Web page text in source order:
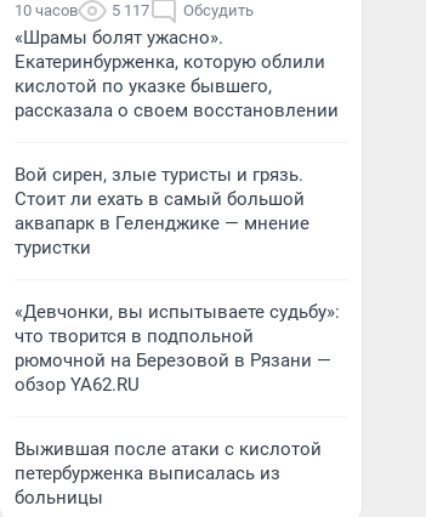
10 часов 5 117 Обсудить
«Шрамы болят ужасно».
Екатеринбурженка, которую облили
кислотой по указке бывшего,
рассказала о своем восстановлении
Вой сирен, злые туристы и грязь.
Стоит ли ехать в самый большой
аквапарк в Геленджике — мнение
туристки
«Девчонки, вы испытываете судьбу»:
что творится в подпольной
рюмочной на Березовой в Рязани —
обзор YA62.RU
Выжившая после атаки с кислотой
петербурженка выписалась из
больницы